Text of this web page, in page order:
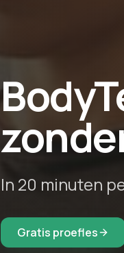
In 20 minuten
Gratis proefles